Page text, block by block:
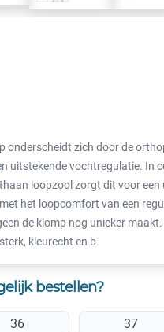
onderscheidt zich door de
uitstekende vochtregulatie. In
loopzool zorgt dit voor
het loopcomfort van een
de klomp nog unieker
kleurecht en b
bestellen?
36 37